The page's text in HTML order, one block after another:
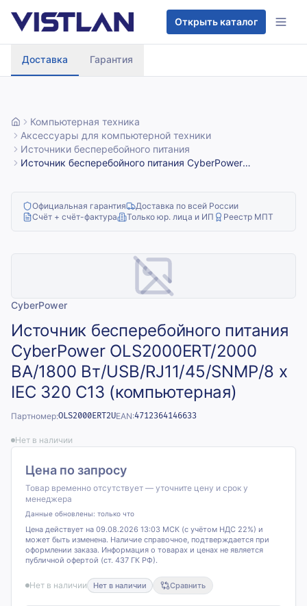
Открыть каталог
Доставка Гарантия
Компьютерная техника
Аксессуары для компьютерной техники
Источники бесперебойного питания
Источник бесперебойного питания CyberPower
Официальная гарантия
Доставка по всей России
Счёт + счёт-фактура
Только юр. лица и ИП Реестр МПТ
CyberPower
Источник бесперебойного питания
CyberPower OLS2000ERT/2000
ВА/1800 Вт/USB/RJ11/45/SNMP/8 х
IEC 320 C13 (компьютерная)
Партномер:OLS2000ERT2UEAN:4712364146633
Нет в наличии
Цена по запросу
Товар временно отсутствует — уточните цену и срок у
менеджера
Данные обновлены: только что
Цена действует на 09.08.2026 13:03 МСК (с учётом НДС 22%) и
может быть изменена. Наличие справочное, подтверждается при
оформлении заказа. Информация о товарах и ценах не является
публичной офертой (ст. 437 ГК РФ).
Нет в наличии Нет в наличии Сравнить